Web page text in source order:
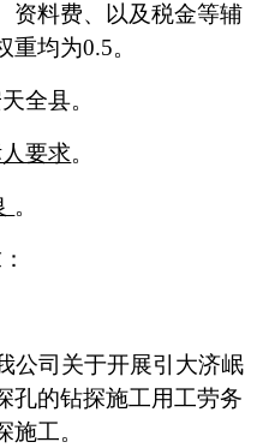
资料费、以及税金等辅
重均为0.5。
全县。
要求。
。
公司关于开展引大济岷
孔的钻探施工用工劳务
工。